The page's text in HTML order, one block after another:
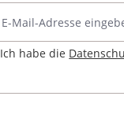
Ich habe die